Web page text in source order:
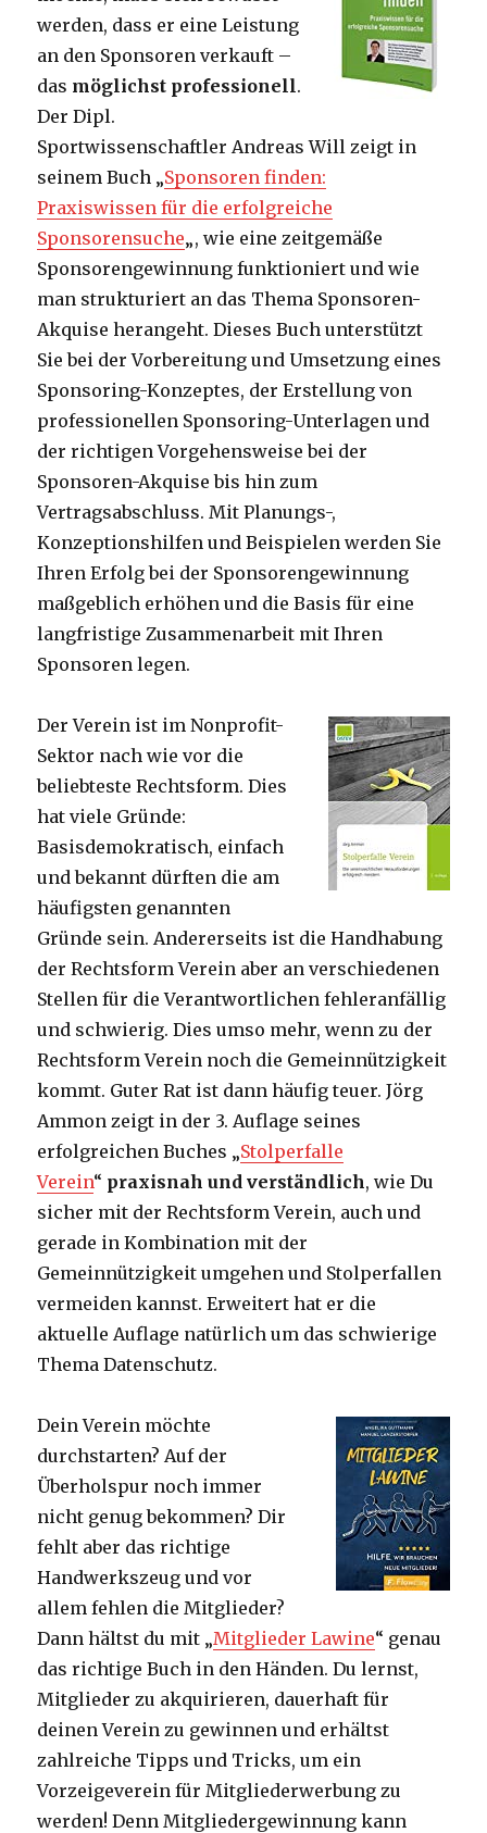
werden, dass er eine Leistung
an den Sponsoren verkauft –
das möglichst professionell.
Der Dipl.
Sportwissenschaftler Andreas Will zeigt in
seinem Buch „Sponsoren finden:
Praxiswissen für die erfolgreiche
Sponsorensuche„, wie eine zeitgemäße
Sponsorengewinnung funktioniert und wie
man strukturiert an das Thema Sponsoren-
Akquise herangeht. Dieses Buch unterstützt
Sie bei der Vorbereitung und Umsetzung eines
Sponsoring-Konzeptes, der Erstellung von
professionellen Sponsoring-Unterlagen und
der richtigen Vorgehensweise bei der
Sponsoren-Akquise bis hin zum
Vertragsabschluss. Mit Planungs-,
Konzeptionshilfen und Beispielen werden Sie
Ihren Erfolg bei der Sponsorengewinnung
maßgeblich erhöhen und die Basis für eine
langfristige Zusammenarbeit mit Ihren
Sponsoren legen.
Der Verein ist im Nonprofit-
Sektor nach wie vor die
beliebteste Rechtsform. Dies
hat viele Gründe:
Basisdemokratisch, einfach
und bekannt dürften die am
häufigsten genannten
Gründe sein. Andererseits ist die Handhabung
der Rechtsform Verein aber an verschiedenen
Stellen für die Verantwortlichen fehleranfällig
und schwierig. Dies umso mehr, wenn zu der
Rechtsform Verein noch die Gemeinnützigkeit
kommt. Guter Rat ist dann häufig teuer. Jörg
Ammon zeigt in der 3. Auflage seines
erfolgreichen Buches „Stolperfalle
Verein“ praxisnah und verständlich, wie Du
sicher mit der Rechtsform Verein, auch und
gerade in Kombination mit der
Gemeinnützigkeit umgehen und Stolperfallen
vermeiden kannst. Erweitert hat er die
aktuelle Auflage natürlich um das schwierige
Thema Datenschutz.
Dein Verein möchte
durchstarten? Auf der
Überholspur noch immer
nicht genug bekommen? Dir
fehlt aber das richtige
Handwerkszeug und vor
allem fehlen die Mitglieder?
Dann hältst du mit „Mitglieder Lawine“ genau
das richtige Buch in den Händen. Du lernst,
Mitglieder zu akquirieren, dauerhaft für
deinen Verein zu gewinnen und erhältst
zahlreiche Tipps und Tricks, um ein
Vorzeigeverein für Mitgliederwerbung zu
werden! Denn Mitgliedergewinnung kann